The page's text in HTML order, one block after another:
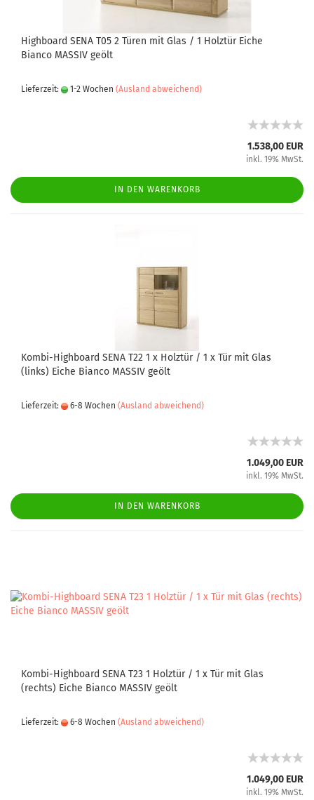
Highboard SENA T05 2 Türen mit Glas / 1 Holztür Eiche
Bianco MASSIV geölt
Lieferzeit: 1-2 Wochen (Ausland abweichend)
1.538,00 EUR
inkl. 19% MwSt.
IN DEN WARENKORB
Kombi-Highboard SENA T22 1 x Holztür / 1 x Tür mit Glas
(links) Eiche Bianco MASSIV geölt
Lieferzeit: 6-8 Wochen (Ausland abweichend)
1.049,00 EUR
inkl. 19% MwSt.
IN DEN WARENKORB
Kombi-Highboard SENA T23 1 Holztür / 1 x Tür mit Glas
(rechts) Eiche Bianco MASSIV geölt
Lieferzeit: 6-8 Wochen (Ausland abweichend)
1.049,00 EUR
inkl. 19% MwSt.